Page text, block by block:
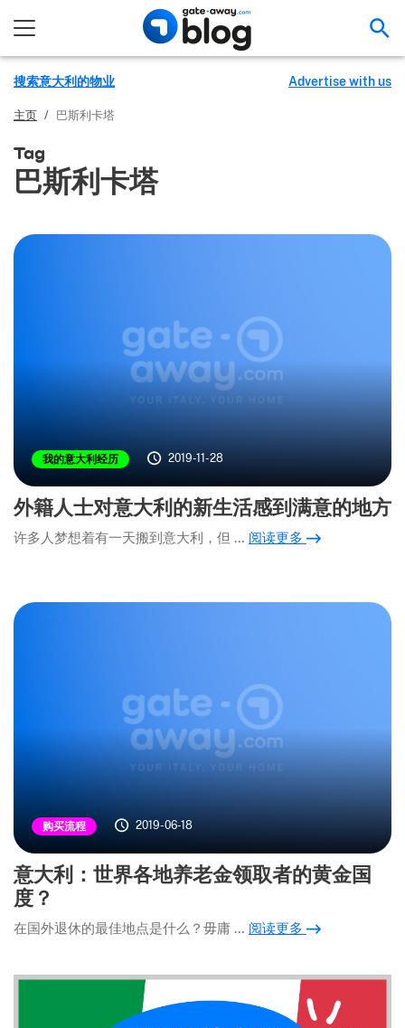
搜索意大利的物业 Advertise with us
主页 / 巴斯利卡塔
Tag
巴斯利卡塔
我的意大利经历 2019-11-28
外籍人士对意大利的新生活感到满意的地方
许多人梦想着有一天搬到意大利，但 … 阅读更多
购买流程 2019-06-18
意大利：世界各地养老金领取者的黄金国
度？
在国外退休的最佳地点是什么？毋庸 … 阅读更多